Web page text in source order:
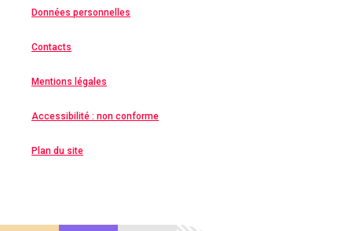
Données personnelles
Contacts
Mentions légales
Accessibilité : non conforme
Plan du site